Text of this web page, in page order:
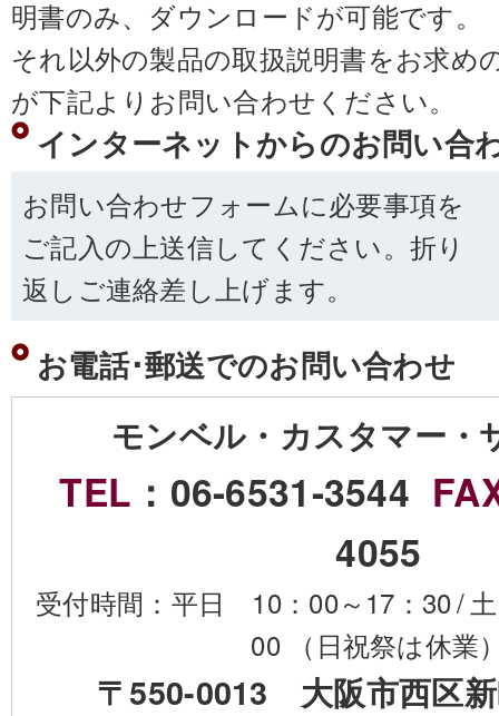
明書のみ、ダウンロードが可能です。
それ以外の製品の取扱説明書をお求め
が下記よりお問い合わせください。
インターネットからのお問い合
お問い合わせフォームに必要事項を
ご記入の上送信してください。折り
返しご連絡差し上げます。
お電話･郵送でのお問い合わせ
モンベル・カスタマー・
TEL ：06-6531-3544
4055
受付時間：平日 10：00～17：30/
00 （日祝祭は休業
〒550-0013 大阪市西区